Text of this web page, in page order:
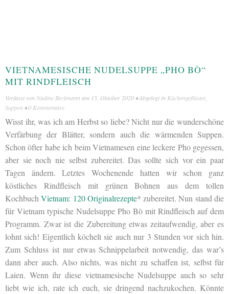
VIETNAMESISCHE NUDELSUPPE „PHO BÒ“
MIT RINDFLEISCH
Verfasst von Nadine Beckmann am 15. Oktober 2020 • Abgelegt in Küchengeflüster,
Suppen •0 Kommentare
Wisst ihr, was ich am Herbst so liebe? Nicht nur die wunderschöne
Verfärbung der Blätter, sondern auch die wärmenden Suppen.
Schon öfter habe ich beim Vietnamesen eine leckere Pho gegessen,
aber sie noch nie selbst zubereitet. Das sollte sich vor ein paar
Tagen ändern. Letztes Wochenende hatten wir schon ganz
köstliches Rindfleisch mit grünen Bohnen aus dem tollen
KochbuchVietnam: 120 Originalrezepte* zubereitet. Nun stand die
für Vietnam typische Nudelsuppe Pho Bò mit Rindfleisch auf dem
Programm. Zwar ist die Zubereitung etwas zeitaufwendig, aber es
lohnt sich! Eigentlich köchelt sie auch nur 3 Stunden vor sich hin.
Zum Schluss ist nur etwas Schnippelarbeit notwendig, das war’s
dann aber auch. Also nichts, was nicht zu schaffen ist, selbst für
Laien. Wenn ihr diese vietnamesische Nudelsuppe auch so sehr
liebt wie ich, rate ich euch, sie dringend nachzukochen. Könnte